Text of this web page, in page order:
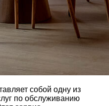
собой одну из
по обслуживанию